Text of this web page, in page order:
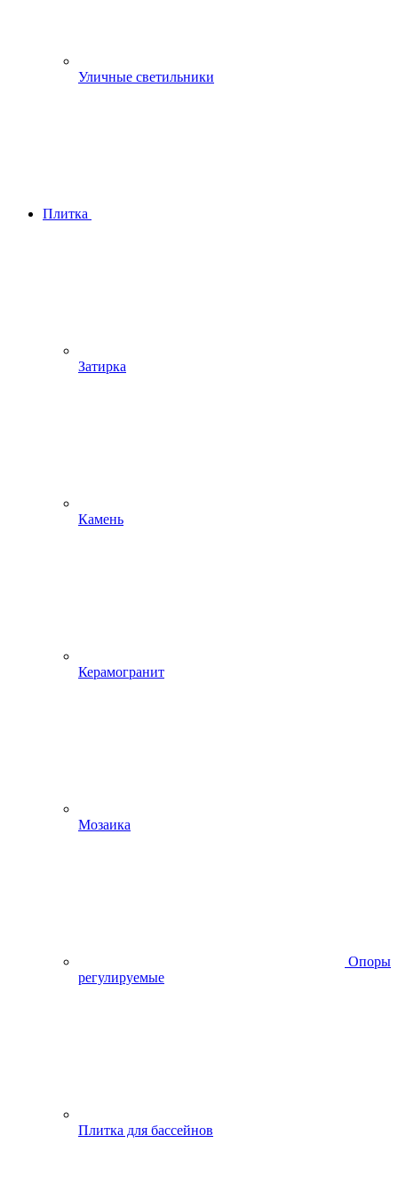
Уличные светильники
Плитка
Затирка
Камень
Керамогранит
Мозаика
Опоры
регулируемые
Плитка для бассейнов